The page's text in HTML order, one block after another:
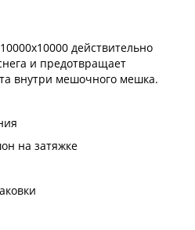
действительно
и предотвращает
внутри мешочного мешка.
на затяжке